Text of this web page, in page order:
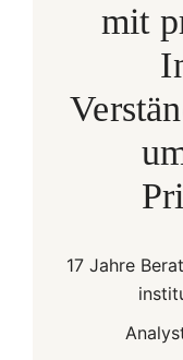
mit
17 Jahre